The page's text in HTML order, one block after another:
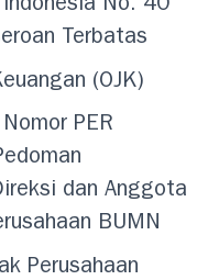
Indonesia No. 40
Terbatas
(OJK)
PER
dan Anggota
BUMN
Perusahaan